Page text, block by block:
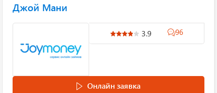
Джой Мани
3.9 96
Онлайн заявка